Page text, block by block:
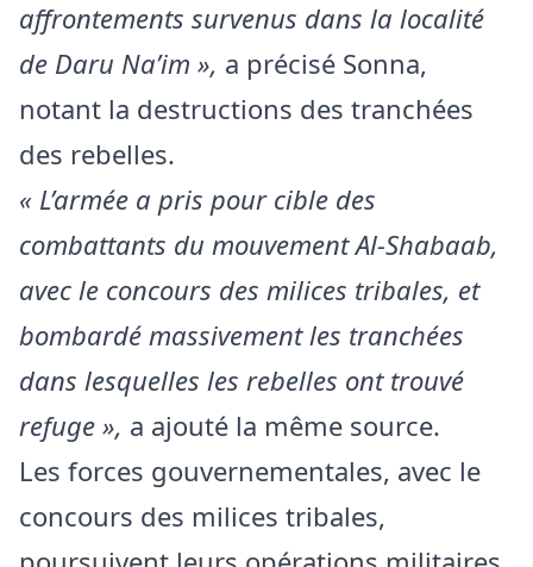
affrontements survenus dans la localité
de Daru Na’im », a précisé Sonna,
notant la destructions des tranchées
des rebelles.
« L’armée a pris pour cible des
combattants du mouvement Al-Shabaab,
avec le concours des milices tribales, et
bombardé massivement les tranchées
dans lesquelles les rebelles ont trouvé
refuge », a ajouté la même source.
Les forces gouvernementales, avec le
concours des milices tribales,